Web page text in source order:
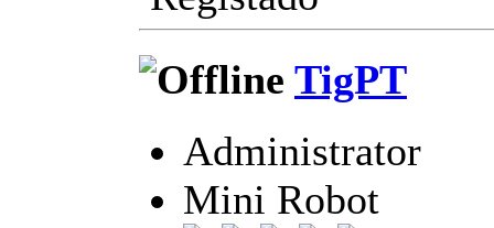
TigPT
Administrator
Mini Robot